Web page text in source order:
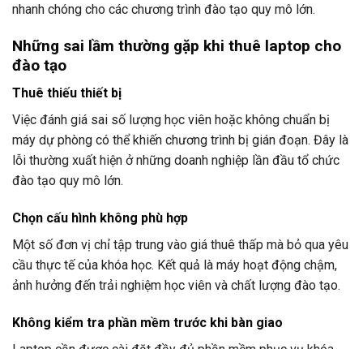
nhanh chóng cho các chương trình đào tạo quy mô lớn.
Những sai lầm thường gặp khi thuê laptop cho
đào tạo
Thuê thiếu thiết bị
Việc đánh giá sai số lượng học viên hoặc không chuẩn bị
máy dự phòng có thể khiến chương trình bị gián đoạn. Đây là
lỗi thường xuất hiện ở những doanh nghiệp lần đầu tổ chức
đào tạo quy mô lớn.
Chọn cấu hình không phù hợp
Một số đơn vị chỉ tập trung vào giá thuê thấp mà bỏ qua yêu
cầu thực tế của khóa học. Kết quả là máy hoạt động chậm,
ảnh hưởng đến trải nghiệm học viên và chất lượng đào tạo.
Không kiểm tra phần mềm trước khi bàn giao